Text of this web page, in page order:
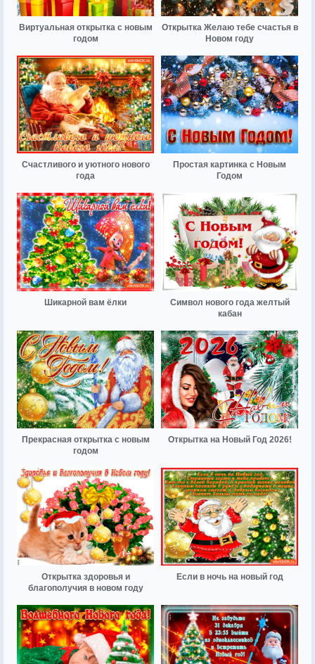
Виртуальная открытка с новым
годом
Открытка Желаю тебе счастья в
Новом году
Счастливого и уютного нового
года
Простая картинка с Новым
Годом
Шикарной вам ёлки
Символ нового года желтый
кабан
Прекрасная открытка с новым
годом
Открытка на Новый Год 2026!
Открытка здоровья и
благополучия в новом году
Если в ночь на новый год